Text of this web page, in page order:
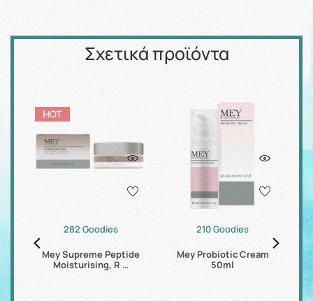
Σχετικά προϊόντα
282 Goodies
Mey Supreme Peptide
Moisturising, R …
210 Goodies
Mey Probiotic Cream
50ml